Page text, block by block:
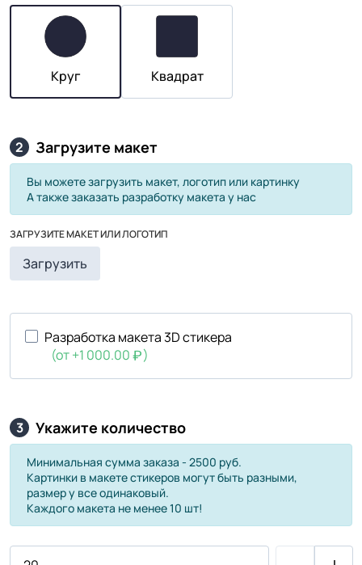
Круг Квадрат
2 Загрузите макет
Вы можете загрузить макет, логотип или картинку
А также заказать разработку макета у нас
ЗАГРУЗИТЕ МАКЕТ ИЛИ ЛОГОТИП
Загрузить
Разработка макета 3D стикера
(от +1 000.00
)
3 Укажите количество
Минимальная сумма заказа - 2500 руб.
Картинки в макете стикеров могут быть разными,
размер у все одинаковый.
Каждого макета не менее 10 шт!